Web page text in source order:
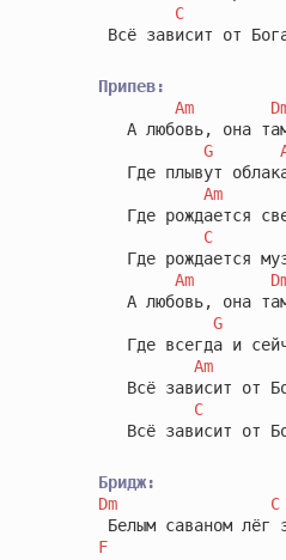
C
Всё зависит от
Припев:
Am
А любовь, она
G
Где плывут
Am
Где рождается
C
Где рождается
Am
А любовь, она
G
Где всегда и
Am
Всё зависит от
C
Всё зависит от
Бридж:
Dm
C
F